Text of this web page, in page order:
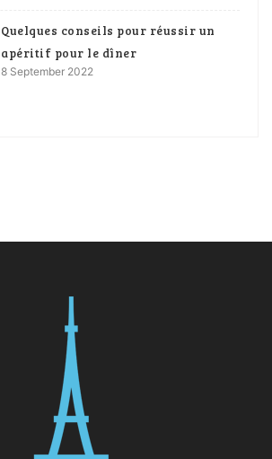
Quelques conseils pour réussir un
apéritif pour le dîner
8 September 2022